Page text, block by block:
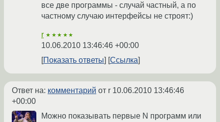
все две программы - случай частный, а по
частному случаю интерфейсы не строят:)
r ★★★★★
10.06.2010 13:46:46 +00:00
Показать ответы
Ссылка
Ответ на: комментарий от r 10.06.2010 13:46:46
+00:00
Можно показывать первые N программ или